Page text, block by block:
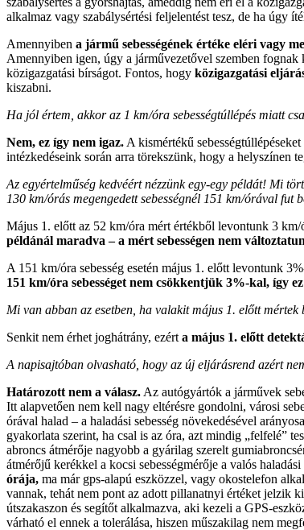
alkalmaz vagy szabálysértési feljelentést tesz, de ha úgy
Amennyiben a jármű sebességének értéke eléri vagy
Amennyiben igen, úgy a járművezetővel szemben
közigazgatási bírságot. Fontos, hogy közigazgatási
kiszabni.
Ha jól értem, akkor az 1 km/óra sebességtúllépés miatt
Nem, ez így nem igaz. A kismértékű
intézkedéseink során arra törekszünk, hogy a helyszínen
Az egyértelműség kedvéért nézzünk egy-egy példát! Mi
130 km/órás megengedett sebességnél 151 km/órával fut
Május 1. előtt az 52 km/óra mért értékből levontunk 3
példánál maradva – a mért sebességen nem
A 151 km/óra sebesség esetén május 1. előtt levontunk
151 km/óra sebességet nem csökkentjük 3%-kal, így
Mi van abban az esetben, ha valakit május 1. előtt
Senkit nem érhet joghátrány, ezért a május 1. előtt
A napisajtóban olvasható, hogy az új eljárásrend azért
Határozott nem a válasz. Az autógyártók a járművek
Itt alapvetően nem kell nagy eltérésre gondolni, városi
órával halad – a haladási sebesség növekedésével
gyakorlata szerint, ha csal is az óra, azt mindig „felfelé”
abroncs átmérője nagyobb a gyárilag szerelt
átmérőjű kerékkel a kocsi sebességmérője a valós
órája, ma már gps-alapú eszközzel, vagy okostelefon
vannak, tehát nem pont az adott pillanatnyi értéket jelzik
útszakaszon és segítőt alkalmazva, aki kezeli a GPS-
várható el ennek a tolerálása, hiszen műszakilag nem